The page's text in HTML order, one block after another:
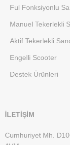
Ful Fonksiyonlu
Manuel Tekerlekli
Aktif Tekerlekli
Engelli Scooter
Destek Ürünleri
İLETİŞİM
Cumhuriyet Mh.